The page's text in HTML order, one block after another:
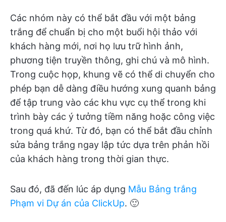
Các nhóm này có thể bắt đầu với một bảng
trắng để chuẩn bị cho một buổi hội thảo với
khách hàng mới, nơi họ lưu trữ hình ảnh,
phương tiện truyền thông, ghi chú và mô hình.
Trong cuộc họp, khung vẽ có thể di chuyển cho
phép bạn dễ dàng điều hướng xung quanh bảng
để tập trung vào các khu vực cụ thể trong khi
trình bày các ý tưởng tiềm năng hoặc công việc
trong quá khứ. Từ đó, bạn có thể bắt đầu chỉnh
sửa bảng trắng ngay lập tức dựa trên phản hồi
của khách hàng trong thời gian thực.
Sau đó, đã đến lúc áp dụng Mẫu Bảng trắng
Phạm vi Dự án của ClickUp. 🙂